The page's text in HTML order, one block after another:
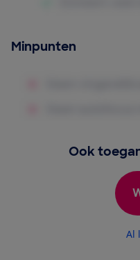
Minpunten
Ook
Al